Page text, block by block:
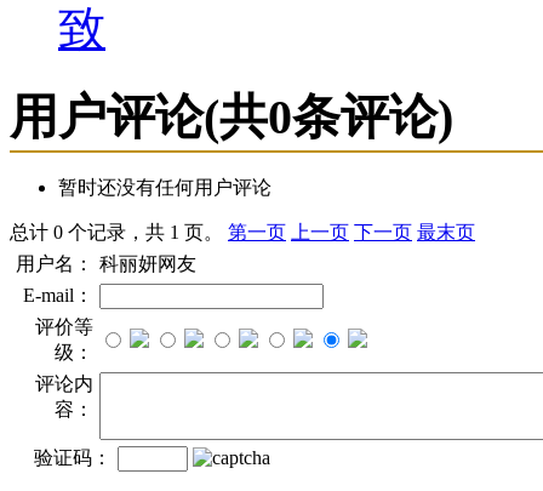
致
用户评论(共0条评论)
暂时还没有任何用户评论
总计 0 个记录，共 1 页。 第一页 上一页 下一页 最末页
用户名：
科丽妍网友
E-mail：
评价等
级：
评论内
容：
验证码：